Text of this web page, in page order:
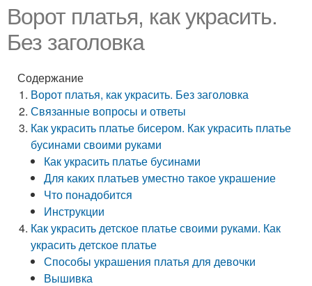
Ворот платья, как украсить.
Без заголовка
Содержание
Ворот платья, как украсить. Без заголовка
Связанные вопросы и ответы
Как украсить платье бисером. Как украсить платье
бусинами своими руками
Как украсить платье бусинами
Для каких платьев уместно такое украшение
Что понадобится
Инструкции
Как украсить детское платье своими руками. Как
украсить детское платье
Способы украшения платья для девочки
Вышивка